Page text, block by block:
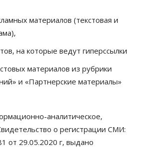
защиты от атак БПЛА
рублей
новых лекарств в
материалов (текстовая и
на которые ведут гиперссылки
материалов из рубрики
и «Партнерские материалы»
аналитическое,
о регистрации СМИ:
от 29.05.2020 г, выдано